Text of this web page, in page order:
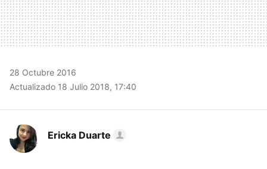
28 Octubre 2016
Actualizado 18 Julio 2018, 17:40
Ericka Duarte